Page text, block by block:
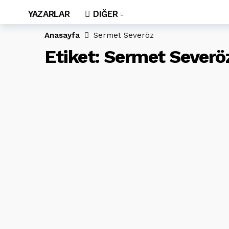
YAZARLAR DIĞER
Anasayfa Sermet Severöz
Etiket: Sermet